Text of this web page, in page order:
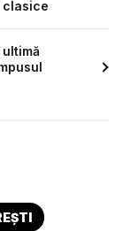
clasice